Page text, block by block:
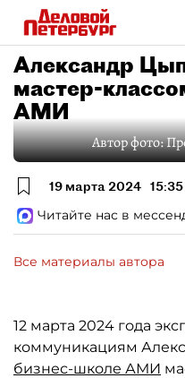
Александр
мастер-
АМИ
Автор фото:
19 марта 2024 15:35
Читайте нас в
Все материалы автора
12 марта 2024 года
коммуникациям
бизнес-школе АМИ